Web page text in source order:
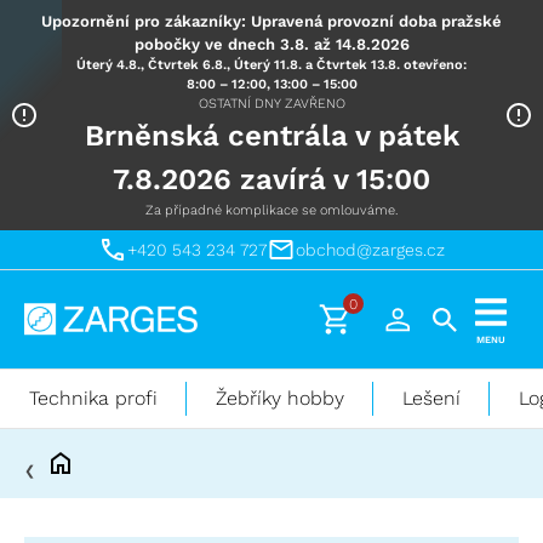
Upozornění pro zákazníky: Upravená provozní doba pražské
pobočky ve dnech 3.8. až 14.8.2026
Úterý 4.8., Čtvrtek 6.8., Úterý 11.8. a Čtvrtek 13.8. otevřeno:
8:00 – 12:00, 13:00 – 15:00
OSTATNÍ DNY ZAVŘENO
Brněnská centrála v pátek
7.8.2026 zavírá v 15:00
Za případné komplikace se omlouváme.
+420 543 234 727 obchod@zarges.cz
Technika
práci
výškách
0
MENU
Technika profi Žebříky hobby Lešení